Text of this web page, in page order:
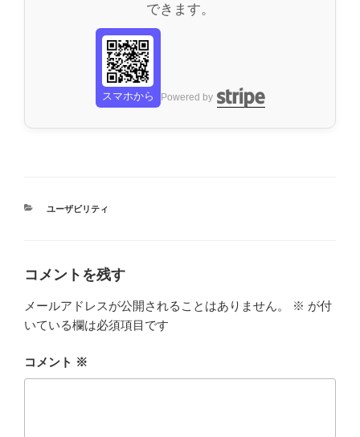
できます。
スマホから Powered by
カ
ユーザビリティ
コメントを残す
メールアドレスが公開されることはありません。 ※ が付
いている欄は必須項目です
コメント ※